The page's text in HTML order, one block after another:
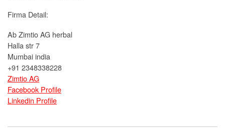
Firma Detail:
Ab Zimtio AG herbal
Halla str 7
Mumbai india
+91 2348338228
Zimtio AG
Facebook Profile
Linkedin Profile